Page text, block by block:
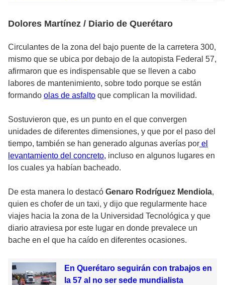
Dolores Martínez / Diario de Querétaro
Circulantes de la zona del bajo puente de la carretera 300,
mismo que se ubica por debajo de la autopista Federal 57,
afirmaron que es indispensable que se lleven a cabo
labores de mantenimiento, sobre todo porque se están
formando olas de asfalto que complican la movilidad.
Sostuvieron que, es un punto en el que convergen
unidades de diferentes dimensiones, y que por el paso del
tiempo, también se han generado algunas averías por el
levantamiento del concreto, incluso en algunos lugares en
los cuales ya habían bacheado.
De esta manera lo destacó Genaro Rodríguez Mendiola,
quien es chofer de un taxi, y dijo que regularmente hace
viajes hacia la zona de la Universidad Tecnológica y que
diario atraviesa por este lugar en donde prevalece un
bache en el que ha caído en diferentes ocasiones.
En Querétaro seguirán con trabajos en
la 57 al no ser sede mundialista